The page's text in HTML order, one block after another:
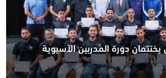
دورة المدربين الآسيوية